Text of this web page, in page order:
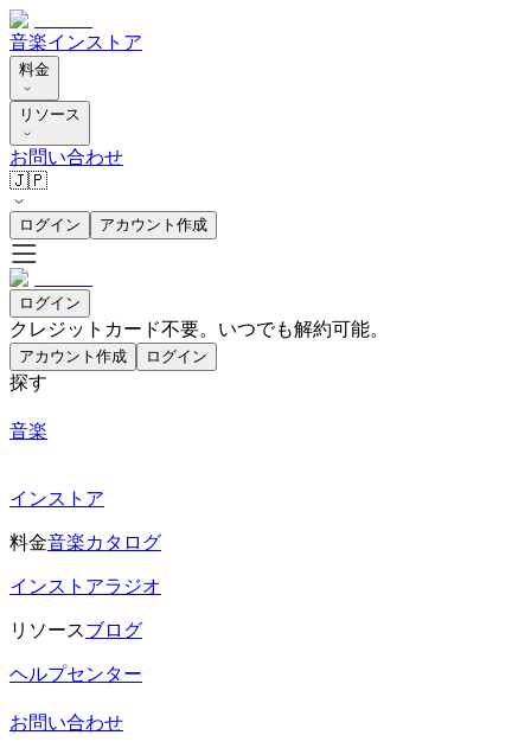
音楽インストア
料金
リソース
お問い合わせ
🇯🇵
ログイン アカウント作成
ログイン
クレジットカード不要。いつでも解約可能。
アカウント作成 ログイン
探す
音楽
インストア
料金音楽カタログ
インストアラジオ
リソースブログ
ヘルプセンター
お問い合わせ